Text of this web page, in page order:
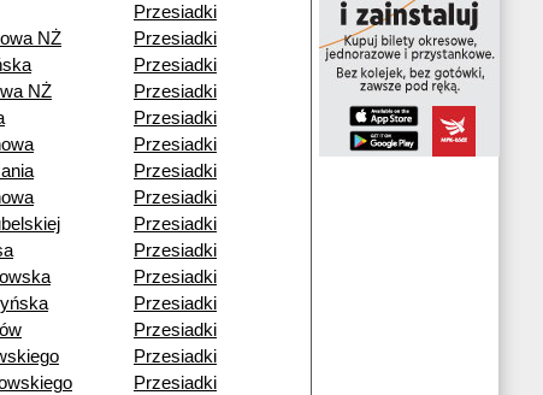
Przesiadki
NŻ
Przesiadki
Przesiadki
NŻ
Przesiadki
Przesiadki
Przesiadki
Przesiadki
Przesiadki
Przesiadki
Przesiadki
Przesiadki
Przesiadki
Przesiadki
Przesiadki
Przesiadki